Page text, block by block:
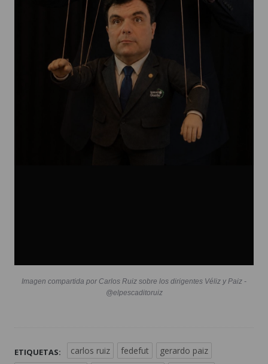
Imagen compartida por Carlos Ruiz sobre los dirigentes Véliz y Paiz -
@elpescaditoruiz
ETIQUETAS: carlos ruiz fedefut gerardo paiz